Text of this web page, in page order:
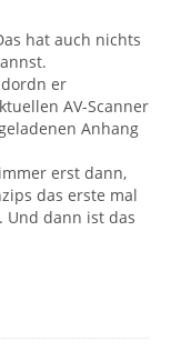
hat auch nichts
er
AV-Scanner
Anhang
erst dann,
das erste mal
dann ist das